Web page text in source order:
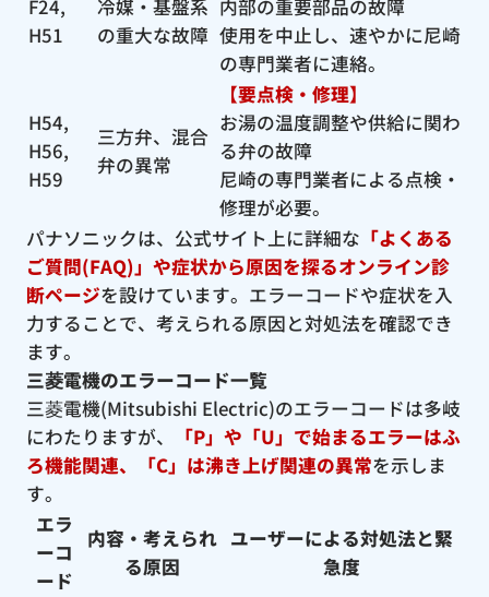
F24,
H51
冷媒・基盤系
の重大な故障
内部の重要部品の故障
使用を中止し、速やかに尼崎
の専門業者に連絡。
H54,
H56,
H59
三方弁、混合
弁の異常
【要点検・修理】
お湯の温度調整や供給に関わ
る弁の故障
尼崎の専門業者による点検・
修理が必要。
パナソニックは、公式サイト上に詳細な 「よくある
ご質問(FAQ)」や症状から原因を探るオンライン診
断ページを設けています。エラーコードや症状を入
力することで、考えられる原因と対処法を確認でき
ます。
三菱電機のエラーコード一覧
三菱電機(Mitsubishi Electric)のエラーコードは多岐
にわたりますが、
「P」や「U」で始まるエラーはふ
ろ機能関連、「C」は沸き上げ関連の異常を示しま
す。
エラ
ーコ
ード
内容・考えられ
る原因
ユーザーによる対処法と緊
急度